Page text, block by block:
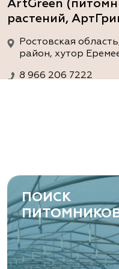
ArtGreen
растений,
Ростовская
район, хутор
8 966 206 7222
Ростовская
Левобережная ул,
8 966 206 7222
www.art-green.ru
ПОИСК